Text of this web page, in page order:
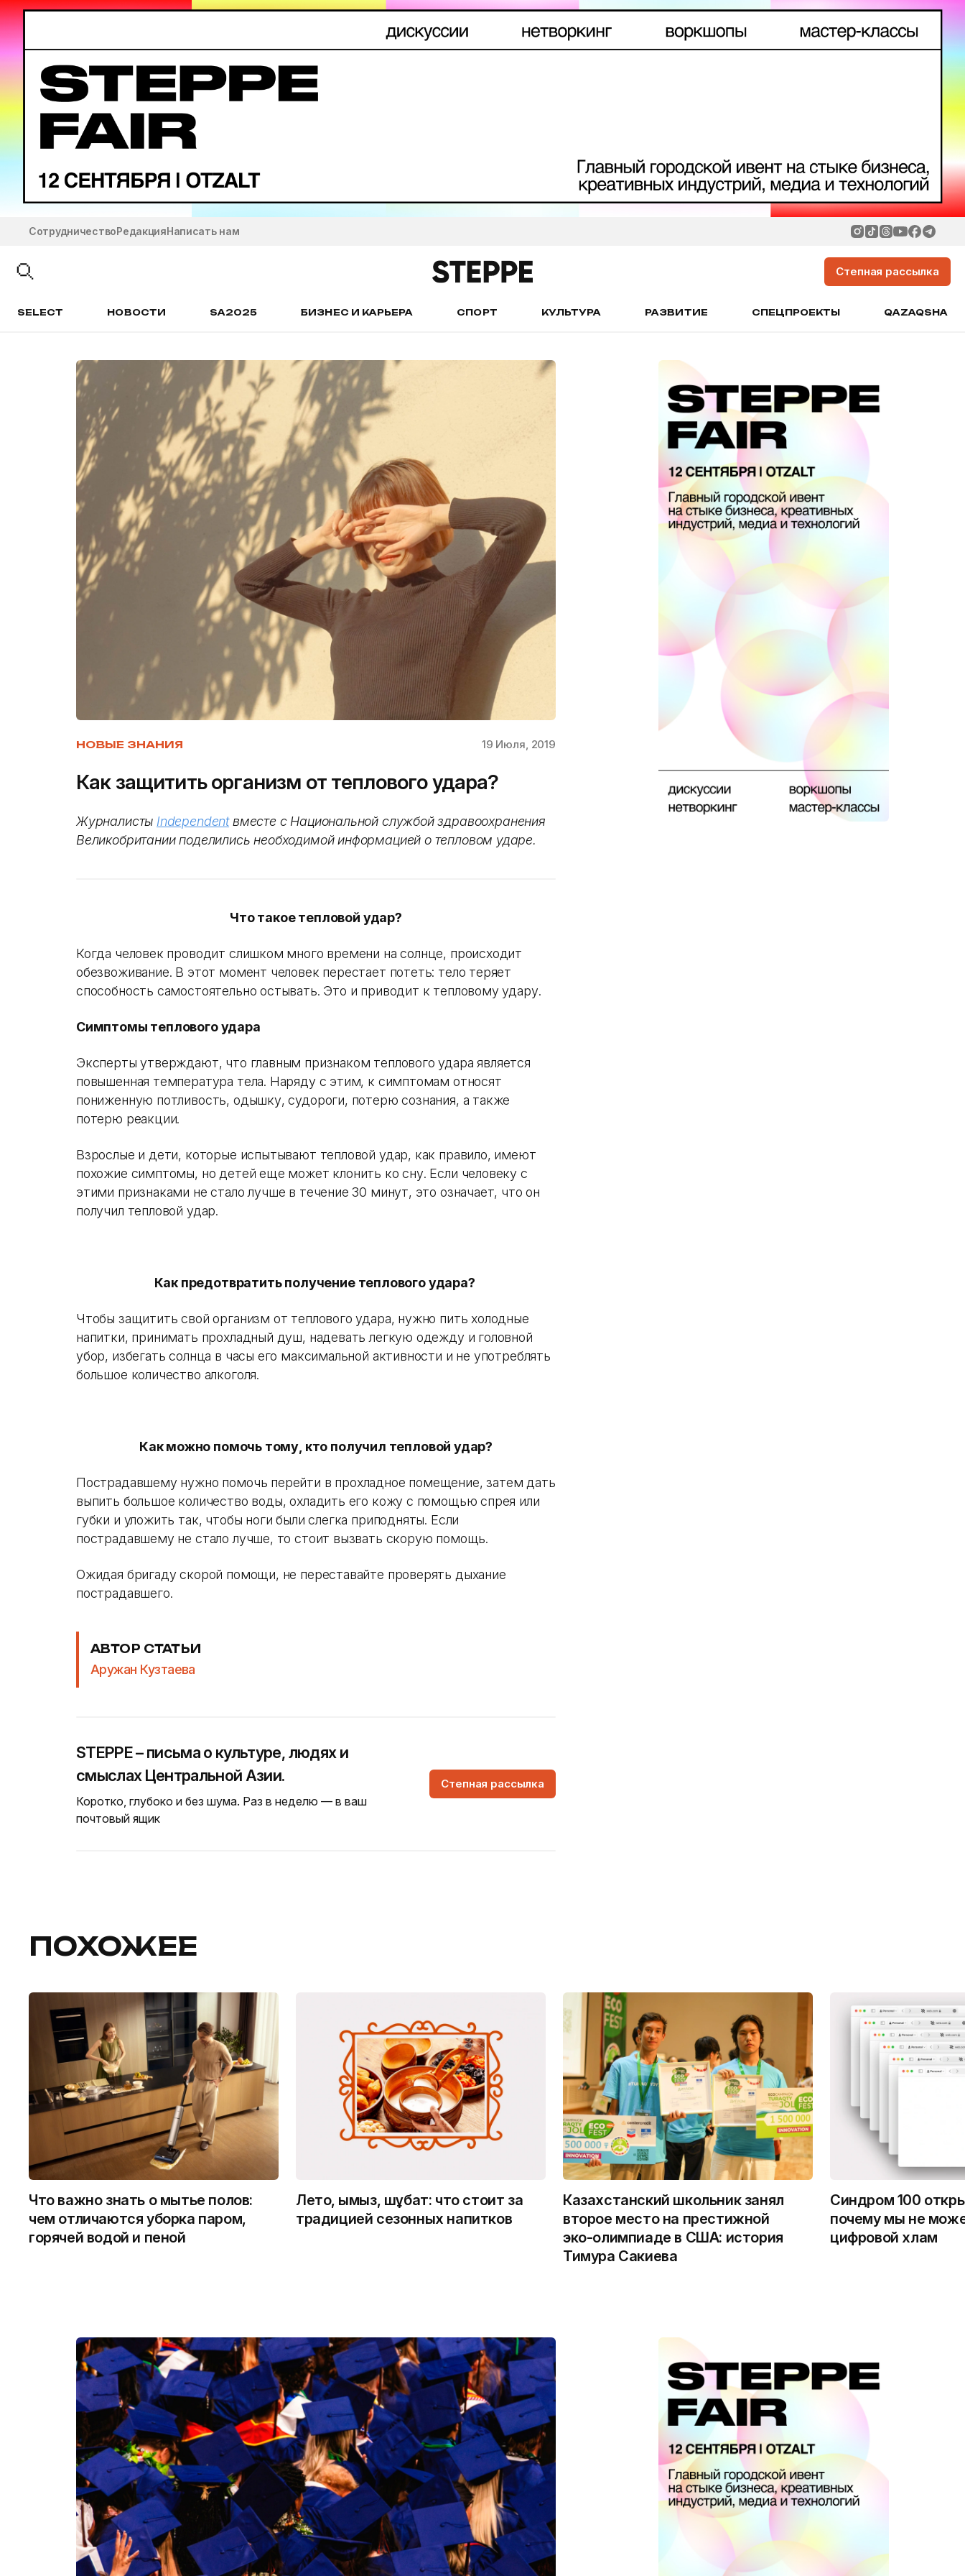
СотрудничествоРедакцияНаписать нам
Степная рассылка
SELECT НОВОСТИ SA2025 БИЗНЕС И КАРЬЕРА СПОРТ КУЛЬТУРА РАЗВИТИЕ СПЕЦПРОЕКТЫ QAZAQSHA
НОВЫЕ ЗНАНИЯ 19 Июля, 2019
Как защитить организм от теплового удара?
Журналисты Independentвместе с Национальной службой здравоохранения
Великобритании поделились необходимой информацией о тепловом ударе.
Что такое тепловой удар?
Когда человек проводит слишком много времени на солнце, происходит
обезвоживание. В этот момент человек перестает потеть: тело теряет
способность самостоятельно остывать. Это и приводит к тепловому удару.
Симптомы теплового удара
Эксперты утверждают, что главным признаком теплового удара является
повышенная температура тела. Наряду с этим, к симптомам относят
пониженную потливость, одышку, судороги, потерю сознания, а также
потерю реакции.
Взрослые и дети, которые испытывают тепловой удар, как правило, имеют
похожие симптомы, но детей еще может клонить ко сну. Если человеку с
этими признаками не стало лучше в течение 30 минут, это означает, что он
получил тепловой удар.
Как предотвратить получение теплового удара?
Чтобы защитить свой организм от теплового удара, нужно пить холодные
напитки, принимать прохладный душ, надевать легкую одежду и головной
убор, избегать солнца в часы его максимальной активности и не употреблять
большое количество алкоголя.
Как можно помочь тому, кто получил тепловой удар?
Пострадавшему нужно помочь перейти в прохладное помещение, затем дать
выпить большое количество воды, охладить его кожу с помощью спрея или
губки и уложить так, чтобы ноги были слегка приподняты. Если
пострадавшему не стало лучше, то стоит вызвать скорую помощь.
Ожидая бригаду скорой помощи, не переставайте проверять дыхание
пострадавшего.
АВТОР СТАТЬИ
Аружан Кузтаева
STEPPE – письма о культуре, людях и
смыслах Центральной Азии.
Коротко, глубоко и без шума. Раз в неделю — в ваш
почтовый ящик
Степная рассылка
ПОХОЖЕЕ
Что важно знать о мытье полов:
чем отличаются уборка паром,
горячей водой и пеной
Лето, қымыз, шұбат: что стоит за
традицией сезонных напитков
Казахстанский школьник занял
второе место на престижной
эко-олимпиаде в США: история
Тимура Сакиева
Синдром 100
почему мы не
цифровой хлам